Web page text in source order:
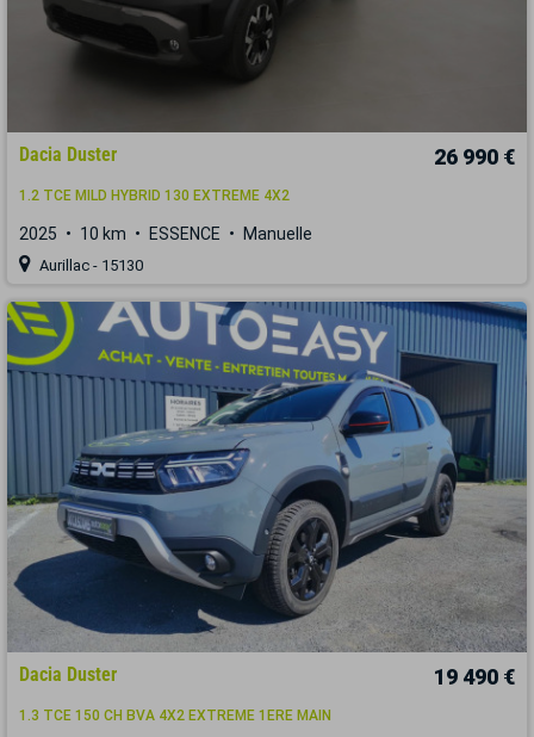
Dacia Duster 26 990 €
1.2 TCE MILD HYBRID 130 EXTREME 4X2
2025 10 km ESSENCE Manuelle
Aurillac - 15130
Dacia Duster 19 490 €
1.3 TCE 150 CH BVA 4X2 EXTREME 1ERE MAIN